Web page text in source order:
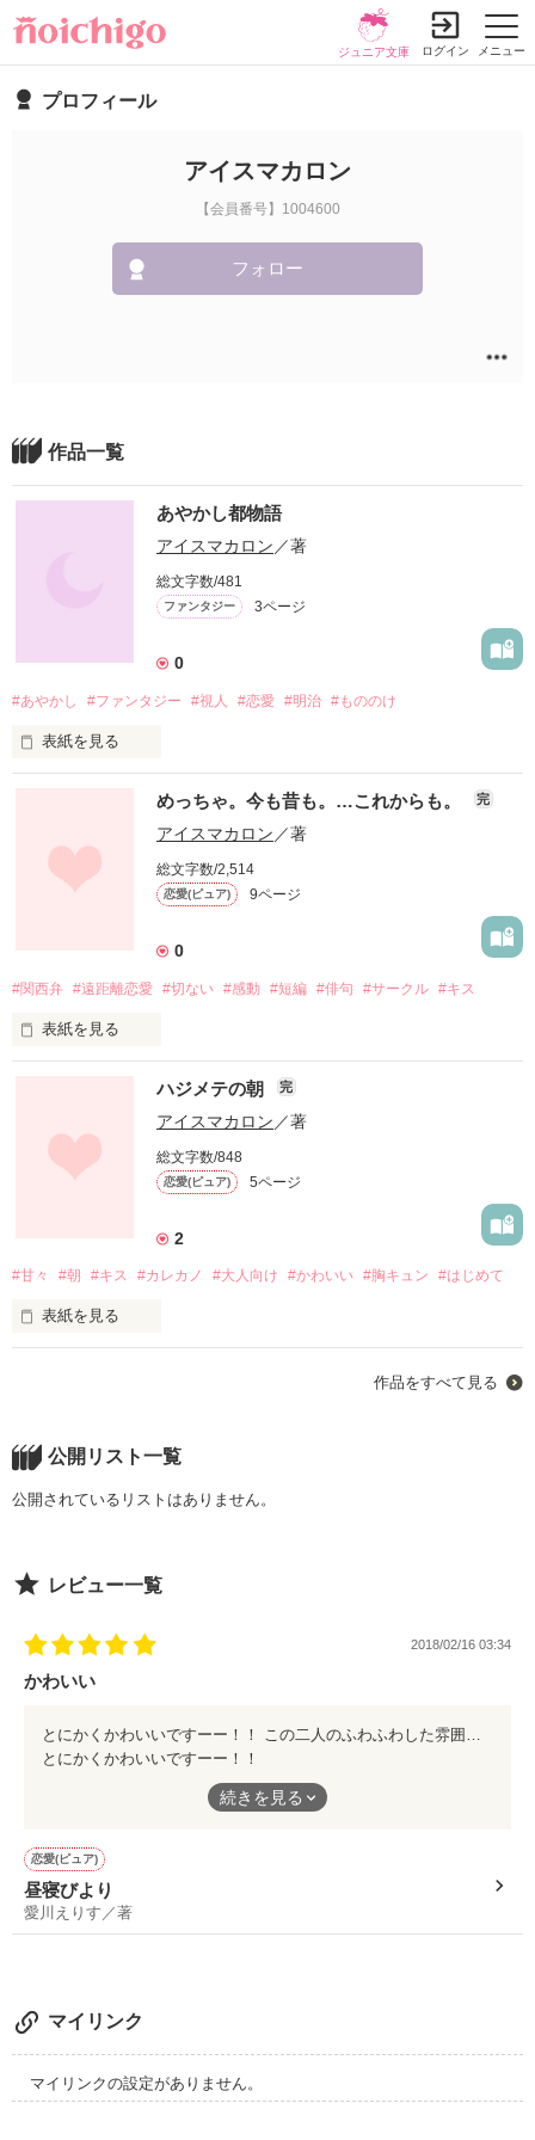
メニュー
ジュニア文庫 ログイン
プロフィール
アイスマカロン
【会員番号】1004600
フォロー
作品一覧
あやかし都物語
アイスマカロン ／著
総文字数/481
ファンタジー 3ページ
0
#あやかし #ファンタジー #視人 #恋愛 #明治 #もののけ
表紙を見る
作品を読む
めっちゃ。今も昔も。…これからも。 完
アイスマカロン ／著
総文字数/2,514
恋愛(ピュア) 9ページ
0
#関西弁 #遠距離恋愛 #切ない #感動 #短編 #俳句 #サークル #キス
表紙を見る
めっちゃ、めっちゃめっちゃ好きやねんで？
このキモチ、届いてな…
瀬尾 聖(ﾋｼﾞﾘ)&速水 崇(ｼｭｳ)
ハジメテの朝 完
アイスマカロン ／著
総文字数/848
恋愛(ピュア) 5ページ
2
#甘々 #朝 #キス #カレカノ #大人向け #かわいい #胸キュン #はじめて
表紙を見る
クールだけどドSな彼氏京くん
純粋で初々しい彼女陽葵
超短編です。
作品をすべて見る
公開リスト一覧
公開されているリストはありません。
レビュー一覧
2018/02/16 03:34
かわいい
とにかくかわいいですーー！！ この二人のふわふわした雰囲気が好きです！頑張ってください！えりすさん！
とにかくかわいいですーー！！
この二人のふわふわした雰囲気が好きです！頑張ってください！
続きを見る
恋愛(ピュア)
昼寝びより
愛川えりす／著
マイリンク
マイリンクの設定がありません。